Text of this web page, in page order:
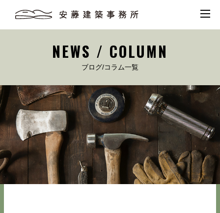
NEWS / COLUMN
ブログ/コラム一覧